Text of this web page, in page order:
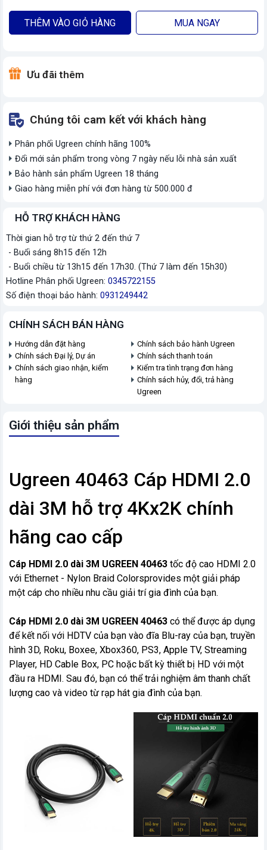
THÊM VÀO GIỎ HÀNG MUA NGAY
Ưu đãi thêm
Chúng tôi cam kết với khách hàng
Phân phối Ugreen chính hãng 100%
Đổi mới sản phẩm trong vòng 7 ngày nếu lỗi nhà sản xuất
Bảo hành sản phẩm Ugreen 18 tháng
Giao hàng miễn phí với đơn hàng từ 500.000 đ
HỖ TRỢ KHÁCH HÀNG
Thời gian hỗ trợ từ thứ 2 đến thứ 7
- Buổi sáng 8h15 đến 12h
- Buổi chiều từ 13h15 đến 17h30. (Thứ 7 làm đến 15h30)
Hotline Phân phối Ugreen: 0345722155
Số điện thoại bảo hành: 0931249442
CHÍNH SÁCH BÁN HÀNG
Hướng dẫn đặt hàng
Chính sách bảo hành Ugreen
Chính sách Đại lý, Dự án
Chính sách thanh toán
Chính sách giao nhận, kiểm
hàng
Kiểm tra tình trạng đơn hàng
Chính sách hủy, đổi, trả hàng
Ugreen
Giới thiệu sản phẩm
Ugreen 40463 Cáp HDMI 2.0
dài 3M hỗ trợ 4Kx2K chính
hãng cao cấp
Cáp HDMI 2.0 dài 3M UGREEN 40463 tốc độ cao HDMI 2.0
với Ethernet - Nylon Braid Colorsprovides một giải pháp
một cáp cho nhiều nhu cầu giải trí gia đình của bạn.
Cáp HDMI 2.0 dài 3M UGREEN 40463 có thể được áp dụng
để kết nối với HDTV của bạn vào đĩa Blu-ray của bạn, truyền
hình 3D, Roku, Boxee, Xbox360, PS3, Apple TV, Streaming
Player, HD Cable Box, PC hoặc bất kỳ thiết bị HD với một
đầu ra HDMI. Sau đó, bạn có thể trải nghiệm âm thanh chất
lượng cao và video từ rạp hát gia đình của bạn.